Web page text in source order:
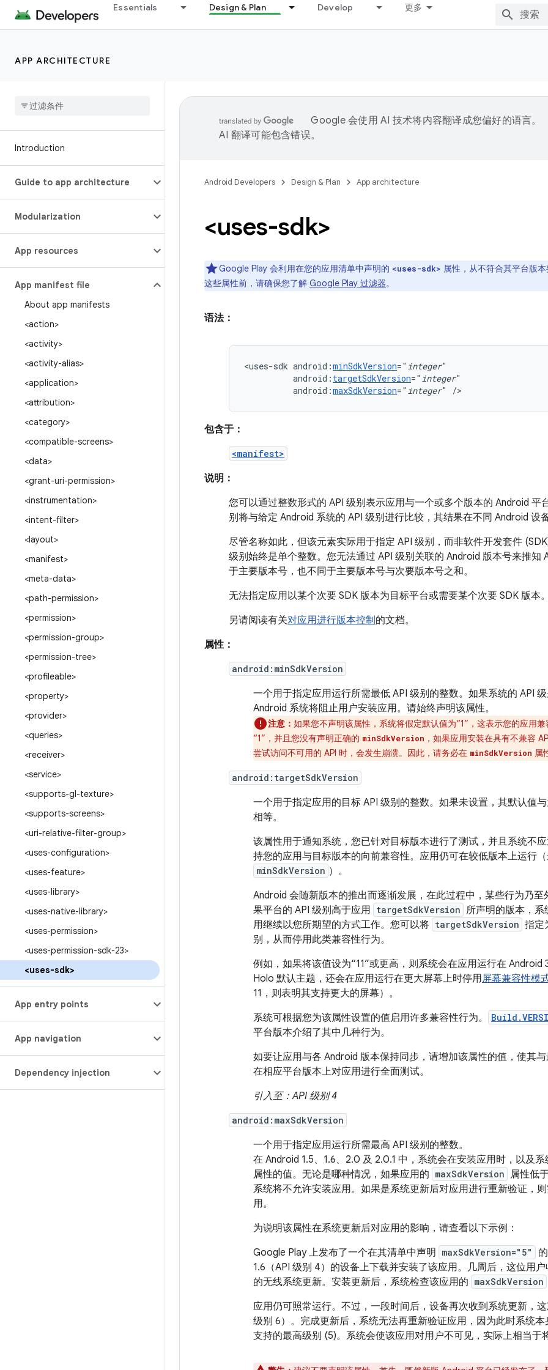
Essentials Design & Plan Develop 更多
APP ARCHITECTURE
Introduction
Guide to app architecture
Modularization
App resources
App manifest file
About app manifests
<action>
<activity>
<activity-alias>
<application>
<attribution>
<category>
<compatible-screens>
<data>
<grant-uri-permission>
<instrumentation>
<intent-filter>
<layout>
<manifest>
<meta-data>
<path-permission>
<permission>
<permission-group>
<permission-tree>
<profileable>
<property>
<provider>
<queries>
<receiver>
<service>
<supports-gl-texture>
<supports-screens>
<uri-relative-filter-group>
<uses-configuration>
<uses-feature>
<uses-library>
<uses-native-library>
<uses-permission>
<uses-permission-sdk-23>
<uses-sdk>
App entry points
App navigation
Dependency injection
Google 会使用 AI 技术将内容翻译成您偏好的语言。
AI 翻译可能包含错误。
Android Developers Design & Plan App architecture
<uses-sdk>
Google Play 会利用在您的应用清单中声明的 <uses-sdk> 属性，从不符合其平台版
这些属性前，请确保您了解 Google Play 过滤器。
语法：
<uses-sdk android:minSdkVersion=" integer
android: targetSdkVersion=" integer
android:maxSdkVersion=" integer" />
包含于：
<manifest>
说明：
您可以通过整数形式的 API 级别表示应用与一个或多个版本的 Android 平
别将与给定 Android 系统的 API 级别进行比较，其结果在不同 Android 设
尽管名称如此，但该元素实际用于指定 API 级别，而非软件开发套件
级别始终是单个整数。您无法通过 API 级别关联的 Android 版本号来推知
于主要版本号，也不同于主要版本号与次要版本号之和。
无法指定应用以某个次要 SDK 版本为目标平台或需要某个次要 SDK 版本
另请阅读有关对应用进行版本控制的文档。
属性：
android:minSdkVersion
一个用于指定应用运行所需最低 API 级别的整数。如果系统的 API
Android 系统将阻止用户安装应用。请始终声明该属性。
注意： 如果您不声明该属性，系统将假定默认值为“1”，这表示您的应用
“1”，并且您没有声明正确的 minSdkVersion ，如果应用安装在具有不兼容
尝试访问不可用的 API 时，会发生崩溃。 因此，请务必在 minSdkVersion 属
android:targetSdkVersion
一个用于指定应用的目标 API 级别的整数。如果未设置，其默认值
相等。
该属性用于通知系统，您已针对目标版本进行了测试，并且系统不
持您的应用与目标版本的向前兼容性。应用仍可在较低版本上运行
minSdkVersion ）。
Android 会随新版本的推出而逐渐发展，在此过程中，某些行为乃
果平台的 API 级别高于应用 targetSdkVersion 所声明的版本，
用继续以您所期望的方式工作。您可以将 targetSdkVersion 指定
别，从而停用此类兼容性行为。
例如，如果将该值设为“11”或更高，则系统会在应用运行在
Holo 默认主题，还会在应用运行在更大屏幕上时停用屏幕兼容性模
11，则表明其支持更大的屏幕）。
系统可根据您为该属性设置的值启用许多兼容性行为。
平台版本介绍了其中几种行为。
如要让应用与各 Android 版本保持同步，请增加该属性的值，使其
在相应平台版本上对应用进行全面测试。
引入至：API 级别 4
android:maxSdkVersion
一个用于指定应用运行所需最高 API 级别的整数。
在 Android 1.5、1.6、2.0 及 2.0.1 中，系统会在安装应用时，以及
属性的值。无论是哪种情况，如果应用的 maxSdkVersion 属性低
系统将不允许安装应用。如果是系统更新后对应用进行重新验证，
用。
为说明该属性在系统更新后对应用的影响，请查看以下示例：
Google Play 上发布了一个在其清单中声明
maxSdkVersion="5"
1.6（API 级别 4）的设备上下载并安装了该应用。几周后，这位用
的无线系统更新。安装更新后，系统检查该应用的 maxSdkVersion
应用仍可照常运行。不过，一段时间后，设备再次收到系统更新，
级别 6）。完成更新后，系统无法再重新验证应用，因为此时系统
支持的最高级别 (5)。系统会使该应用对用户不可见，实际上相当于